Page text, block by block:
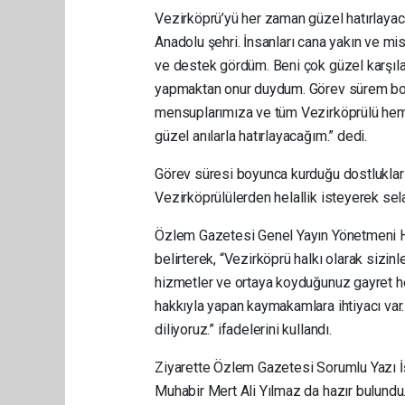
Vezirköprü’yü her zaman güzel
Anadolu şehri. İnsanları cana yakın ve
ve destek gördüm. Beni çok güzel
yapmaktan onur duydum. Görev sürem
mensuplarımıza ve tüm Vezirköprülü
güzel anılarla hatırlayacağım.” dedi.
Görev süresi boyunca kurduğu
Vezirköprülülerden helallik isteyerek
Özlem Gazetesi Genel Yayın Yönetmeni
belirterek, “Vezirköprü halkı olarak
hizmetler ve ortaya koyduğunuz gayret
hakkıyla yapan kaymakamlara ihtiyacı
diliyoruz.” ifadelerini kullandı.
Ziyarette Özlem Gazetesi Sorumlu Yazı
Muhabir Mert Ali Yılmaz da hazır